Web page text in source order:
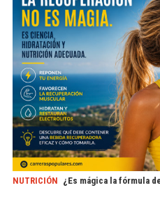
NUTRICIÓN ¿Es mágica la fórmula